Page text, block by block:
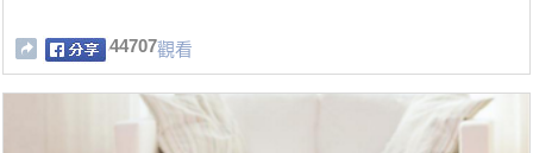
44707觀看